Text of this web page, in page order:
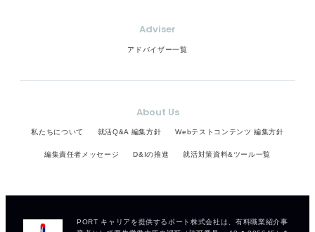
Adviser
アドバイザー一覧
About Us
私たちについて 就活Q&A 編集方針 Webテストコンテンツ 編集方針
編集責任者メッセージ D&Iの推進 就活対策資料&ツール一覧